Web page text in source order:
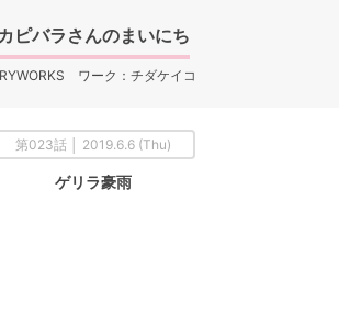
ピバラさんのまいにち
ワーク：チダケイコ
第023話 │ 2019.6.6 (Thu)
ゲリラ豪雨